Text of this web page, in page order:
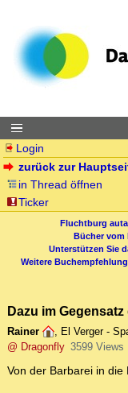
Login
zurück zur
in Thread öffnen
Ticker
Fluchtburg
Bücher vom
Unterstützen Sie
Weitere
Dazu im Gegensatz
Rainer , El Verger -
@ Dragonfly 3599 Views
Von der Barbarei in die